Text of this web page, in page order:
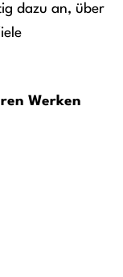
dazu an, über
Werken